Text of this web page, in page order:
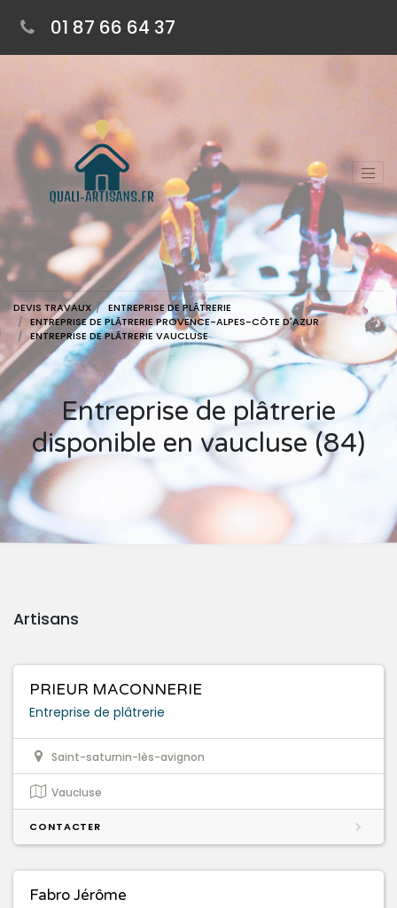
01 87 66 64 37
DEVIS TRAVAUX
ENTREPRISE DE PLÂTRERIE
ENTREPRISE DE PLÂTRERIE PROVENCE-ALPES-CÔTE D'AZUR
ENTREPRISE DE PLÂTRERIE VAUCLUSE
Entreprise de plâtrerie
disponible en vaucluse (84)
Artisans
PRIEUR MACONNERIE
Entreprise de plâtrerie
Saint-saturnin-lès-avignon
Vaucluse
CONTACTER
Fabro Jérôme